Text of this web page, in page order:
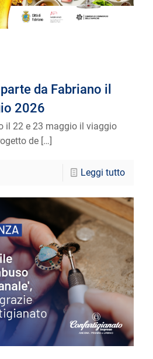
da Fabriano il
2026
il 22 e 23 maggio il viaggio
de […]
Leggi tutto